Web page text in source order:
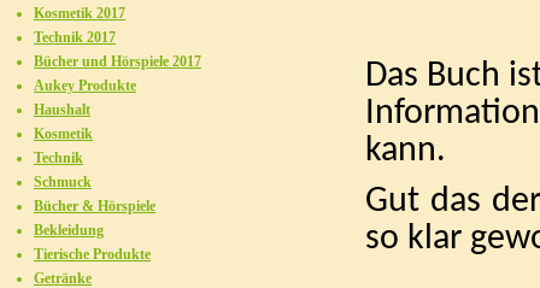
Das Buch
kann.
Gut das
so klar
Kosmetik 2017
Technik 2017
Bücher und Hörspiele 2017
Aukey Produkte
Haushalt
Kosmetik
Technik
Schmuck
Bücher & Hörspiele
Bekleidung
Tierische Produkte
Getränke